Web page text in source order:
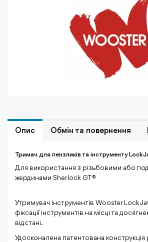
Опис Обмiн та повернення
Тримач для пензликів та інструменту Lock
Для використання з різьбовими або
жердинами Sherlock GT®
Утримувач інструментів Wooster Lock
фіксації інструментів на місці та
відстані.
Удосконалена патентована конструкція